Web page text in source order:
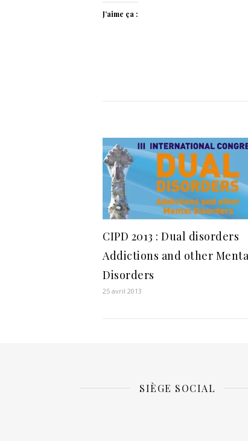
J’aime ça :
CIPD 2013 : Dual disorders
Addictions and other
Disorders
25 avril 2013
SIÈGE SOCIAL